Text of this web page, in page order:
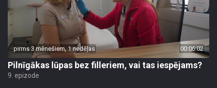
pirms 3 mēnešiem, 1 nedēļas 00:06:02
Pilnīgākas lūpas bez filleriem, vai tas iespējams?
9. epizode